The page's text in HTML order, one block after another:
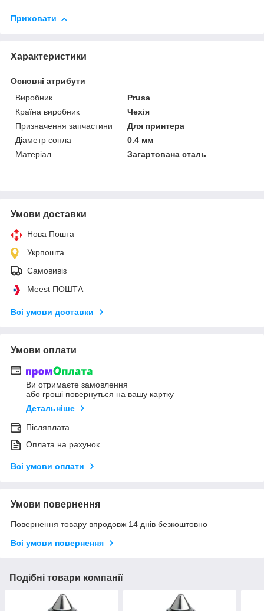
Приховати
Характеристики
Основні атрибути
Виробник
Prusa
Країна виробник
Чехія
Призначення запчастини
Для принтера
Діаметр сопла
0.4 мм
Матеріал
Загартована сталь
Умови доставки
Нова Пошта
Укрпошта
Самовивіз
Meest ПОШТА
Всі умови доставки
Умови оплати
Ви отримаєте замовлення
або гроші повернуться на вашу картку
Детальніше
Післяплата
Оплата на рахунок
Всі умови оплати
Умови повернення
Повернення товару впродовж 14 днів безкоштовно
Всі умови повернення
Подібні товари компанії